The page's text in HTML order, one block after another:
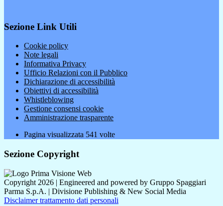
Sezione Link Utili
Cookie policy
Note legali
Informativa Privacy
Ufficio Relazioni con il Pubblico
Dichiarazione di accessibilità
Obiettivi di accessibilità
Whistleblowing
Gestione consensi cookie
Amministrazione trasparente
Pagina visualizzata 541 volte
Sezione Copyright
Copyright 2026 | Engineered and powered by Gruppo Spaggiari
Parma S.p.A. | Divisione Publishing & New Social Media
Disclaimer trattamento dati personali